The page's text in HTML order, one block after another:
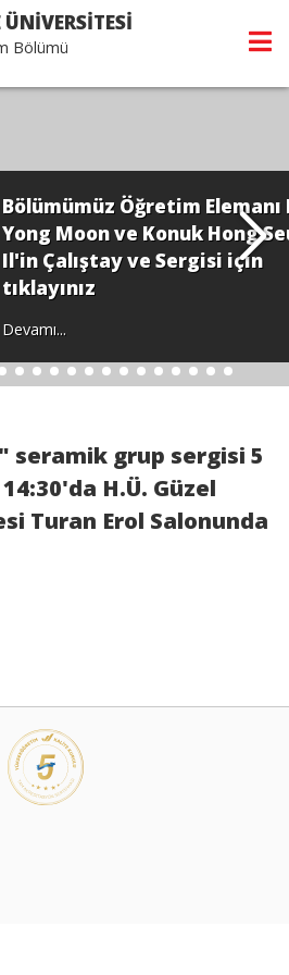
ÜNİVERSİTESİ
Bölümü
Öğretim Elemanı Kim
ve Konuk Hong Seung
ve Sergisi için
seramik grup sergisi 5
H.Ü. Güzel
Turan Erol Salonunda